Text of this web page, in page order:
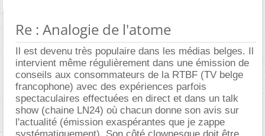
Re : Analogie de l'atome
Il est devenu très populaire dans les médias belges. Il
intervient même régulièrement dans une émission de
conseils aux consommateurs de la RTBF (TV belge
francophone) avec des expériences parfois
spectaculaires effectuées en direct et dans un talk
show (chaine LN24) où chacun donne son avis sur
l'actualité (émission exaspérantes que je zappe